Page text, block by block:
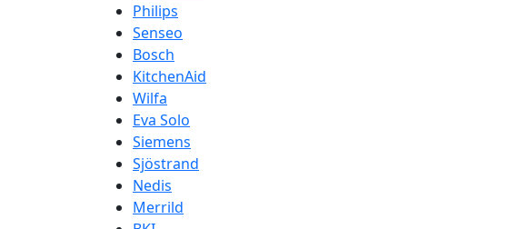
Philips
Senseo
Bosch
KitchenAid
Wilfa
Eva Solo
Siemens
Sjöstrand
Nedis
Merrild